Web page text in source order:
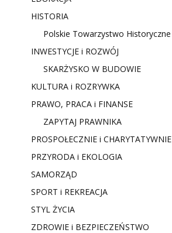
HISTORIA
Polskie Towarzystwo Historyczne
INWESTYCJE i ROZWÓJ
SKARŻYSKO W BUDOWIE
KULTURA i ROZRYWKA
PRAWO, PRACA i FINANSE
ZAPYTAJ PRAWNIKA
PROSPOŁECZNIE i CHARYTATYWNIE
PRZYRODA i EKOLOGIA
SAMORZĄD
SPORT i REKREACJA
STYL ŻYCIA
ZDROWIE i BEZPIECZEŃSTWO